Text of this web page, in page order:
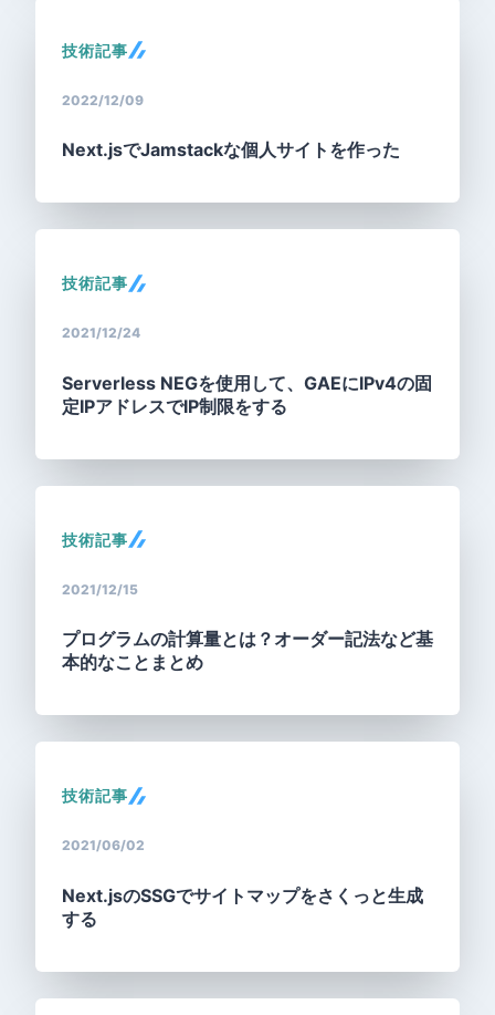
技術記事
2022/12/09
Next.jsでJamstackな個人サイトを作った
技術記事
2021/12/24
Serverless NEGを使用して、GAEにIPv4の固
定IPアドレスでIP制限をする
技術記事
2021/12/15
プログラムの計算量とは？オーダー記法など基
本的なことまとめ
技術記事
2021/06/02
Next.jsのSSGでサイトマップをさくっと生成
する